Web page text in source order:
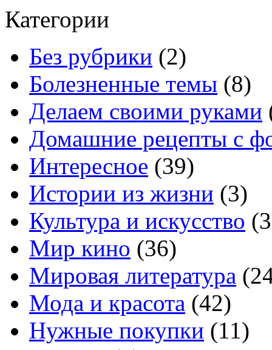
Категории
Без рубрики (2)
Болезненные темы (8)
Делаем своими руками
Домашние рецепты с
Интересное (39)
Истории из жизни (3)
Культура и искусство
Мир кино (36)
Мировая литература
Мода и красота (42)
Нужные покупки (11)